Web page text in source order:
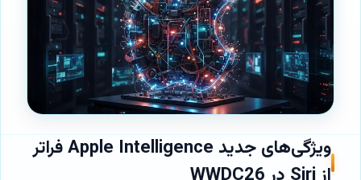
ویژگی‌های جدید Apple Intelligence فراتر